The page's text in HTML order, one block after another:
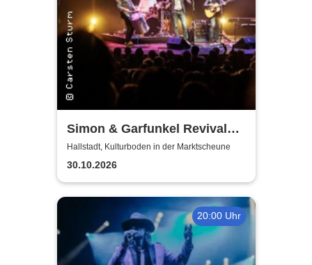
Simon & Garfunkel Revival
Band
Hallstadt, Kulturboden in der Marktscheune
30.10.2026
20:00 Uhr